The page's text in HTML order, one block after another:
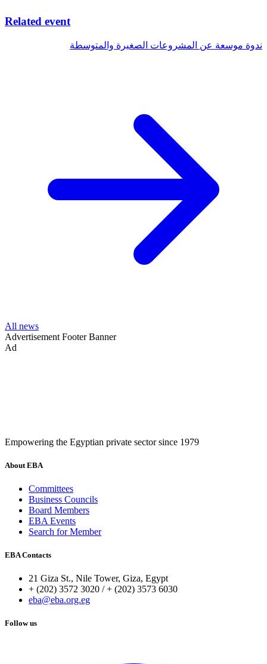
Related event
ندوة موسعة عن المشروعات الصغيرة والمتوسطة
All news
Advertisement Footer Banner
Ad
Empowering the Egyptian private sector since 1979
About EBA
Committees
Business Councils
Board Members
EBA Events
Search for Member
EBA Contacts
21 Giza St., Nile Tower, Giza, Egypt
+ (202) 3572 3020 / + (202) 3573 6030
eba@eba.org.eg
Follow us